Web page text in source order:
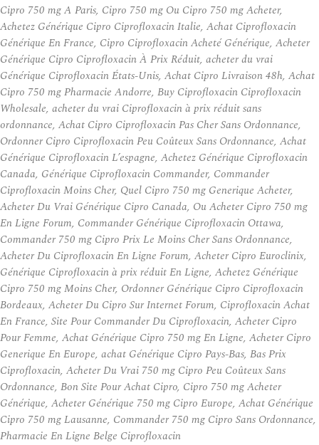
Cipro 750 mg A Paris, Cipro 750 mg Ou Cipro 750 mg Acheter,
Achetez Générique Cipro Ciprofloxacin Italie, Achat Ciprofloxacin
Générique En France, Cipro Ciprofloxacin Acheté Générique, Acheter
Générique Cipro Ciprofloxacin À Prix Réduit, acheter du vrai
Générique Ciprofloxacin États-Unis, Achat Cipro Livraison 48h, Achat
Cipro 750 mg Pharmacie Andorre, Buy Ciprofloxacin Ciprofloxacin
Wholesale, acheter du vrai Ciprofloxacin à prix réduit sans
ordonnance, Achat Cipro Ciprofloxacin Pas Cher Sans Ordonnance,
Ordonner Cipro Ciprofloxacin Peu Coûteux Sans Ordonnance, Achat
Générique Ciprofloxacin L’espagne, Achetez Générique Ciprofloxacin
Canada, Générique Ciprofloxacin Commander, Commander
Ciprofloxacin Moins Cher, Quel Cipro 750 mg Generique Acheter,
Acheter Du Vrai Générique Cipro Canada, Ou Acheter Cipro 750 mg
En Ligne Forum, Commander Générique Ciprofloxacin Ottawa,
Commander 750 mg Cipro Prix Le Moins Cher Sans Ordonnance,
Acheter Du Ciprofloxacin En Ligne Forum, Acheter Cipro Euroclinix,
Générique Ciprofloxacin à prix réduit En Ligne, Achetez Générique
Cipro 750 mg Moins Cher, Ordonner Générique Cipro Ciprofloxacin
Bordeaux, Acheter Du Cipro Sur Internet Forum, Ciprofloxacin Achat
En France, Site Pour Commander Du Ciprofloxacin, Acheter Cipro
Pour Femme, Achat Générique Cipro 750 mg En Ligne, Acheter Cipro
Generique En Europe, achat Générique Cipro Pays-Bas, Bas Prix
Ciprofloxacin, Acheter Du Vrai 750 mg Cipro Peu Coûteux Sans
Ordonnance, Bon Site Pour Achat Cipro, Cipro 750 mg Acheter
Générique, Acheter Générique 750 mg Cipro Europe, Achat Générique
Cipro 750 mg Lausanne, Commander 750 mg Cipro Sans Ordonnance,
Pharmacie En Ligne Belge Ciprofloxacin